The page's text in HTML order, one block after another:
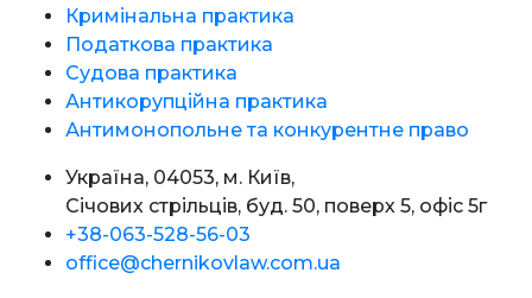
Кримінальна практика
Податкова практика
Судова практика
Антикорупційна практика
Антимонопольне та конкурентне право
Україна, 04053, м. Київ,
Січових стрільців, буд. 50, поверх 5, офіс 5г
+38-063-528-56-03
office@chernikovlaw.com.ua